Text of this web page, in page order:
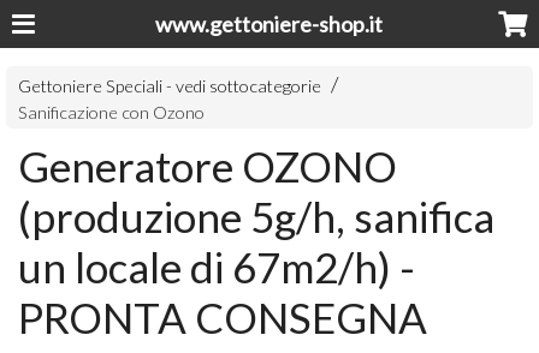
www.gettoniere-shop.it
Gettoniere Speciali - vedi sottocategorie
Sanificazione con Ozono
Generatore OZONO
(produzione 5g/h, sanifica
un locale di 67m2/h) -
PRONTA CONSEGNA